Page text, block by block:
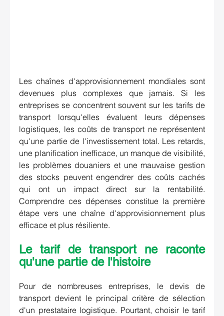
Les chaînes d'approvisionnement mondiales sont
devenues plus complexes que jamais. Si les
entreprises se concentrent souvent sur les tarifs de
transport lorsqu'elles évaluent leurs dépenses
logistiques, les coûts de transport ne représentent
qu'une partie de l'investissement total. Les retards,
une planification inefficace, un manque de visibilité,
les problèmes douaniers et une mauvaise gestion
des stocks peuvent engendrer des coûts cachés
Comprendre ces dépenses constitue la première
étape vers une chaîne d'approvisionnement plus
efficace et plus résiliente.
Le tarif de transport ne raconte
qu'une partie de l'histoire
Pour de nombreuses entreprises, le devis de
transport devient le principal critère de sélection
d'un prestataire logistique. Pourtant, choisir le tarif